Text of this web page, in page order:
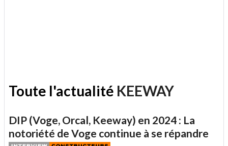
Toute l'actualité KEEWAY
DIP (Voge, Orcal, Keeway) en 2024 : La
notoriété de Voge continue à se répandre